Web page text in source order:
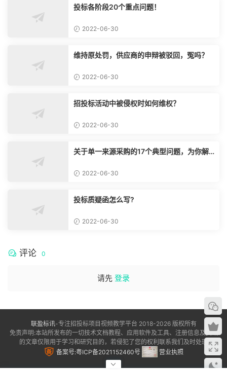
投标各阶段20个重点问题！
2022-06-30
维持原处罚，供应商的申辩被驳回，冤吗？
2022-06-30
招投标活动中被侵权时如何维权？
2022-06-30
关于单一来源采购的17个典型问题，为你解
2022-06-30
投标质疑函怎么写?
2022-06-30
评论 0
请先 登录
联盈标讯-专注招投标项目视频教学平台 2018-2026 版权所有
免责声明:本站所发布的一切技术文档教程、应用软件及工具、注册信息及资讯
的文章仅限用于学习和研究目的，若侵犯了您的权利联系我们及时处理
备案号:粤ICP备2021152460号
营业执照